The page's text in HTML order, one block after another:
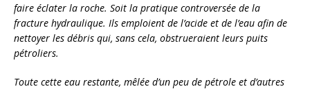
faire éclater la roche. Soit la pratique controversée de la
fracture hydraulique. Ils emploient de l’acide et de l’eau afin de
nettoyer les débris qui, sans cela, obstrueraient leurs puits
pétroliers.
Toute cette eau restante, mêlée d’un peu de pétrole et d’autres